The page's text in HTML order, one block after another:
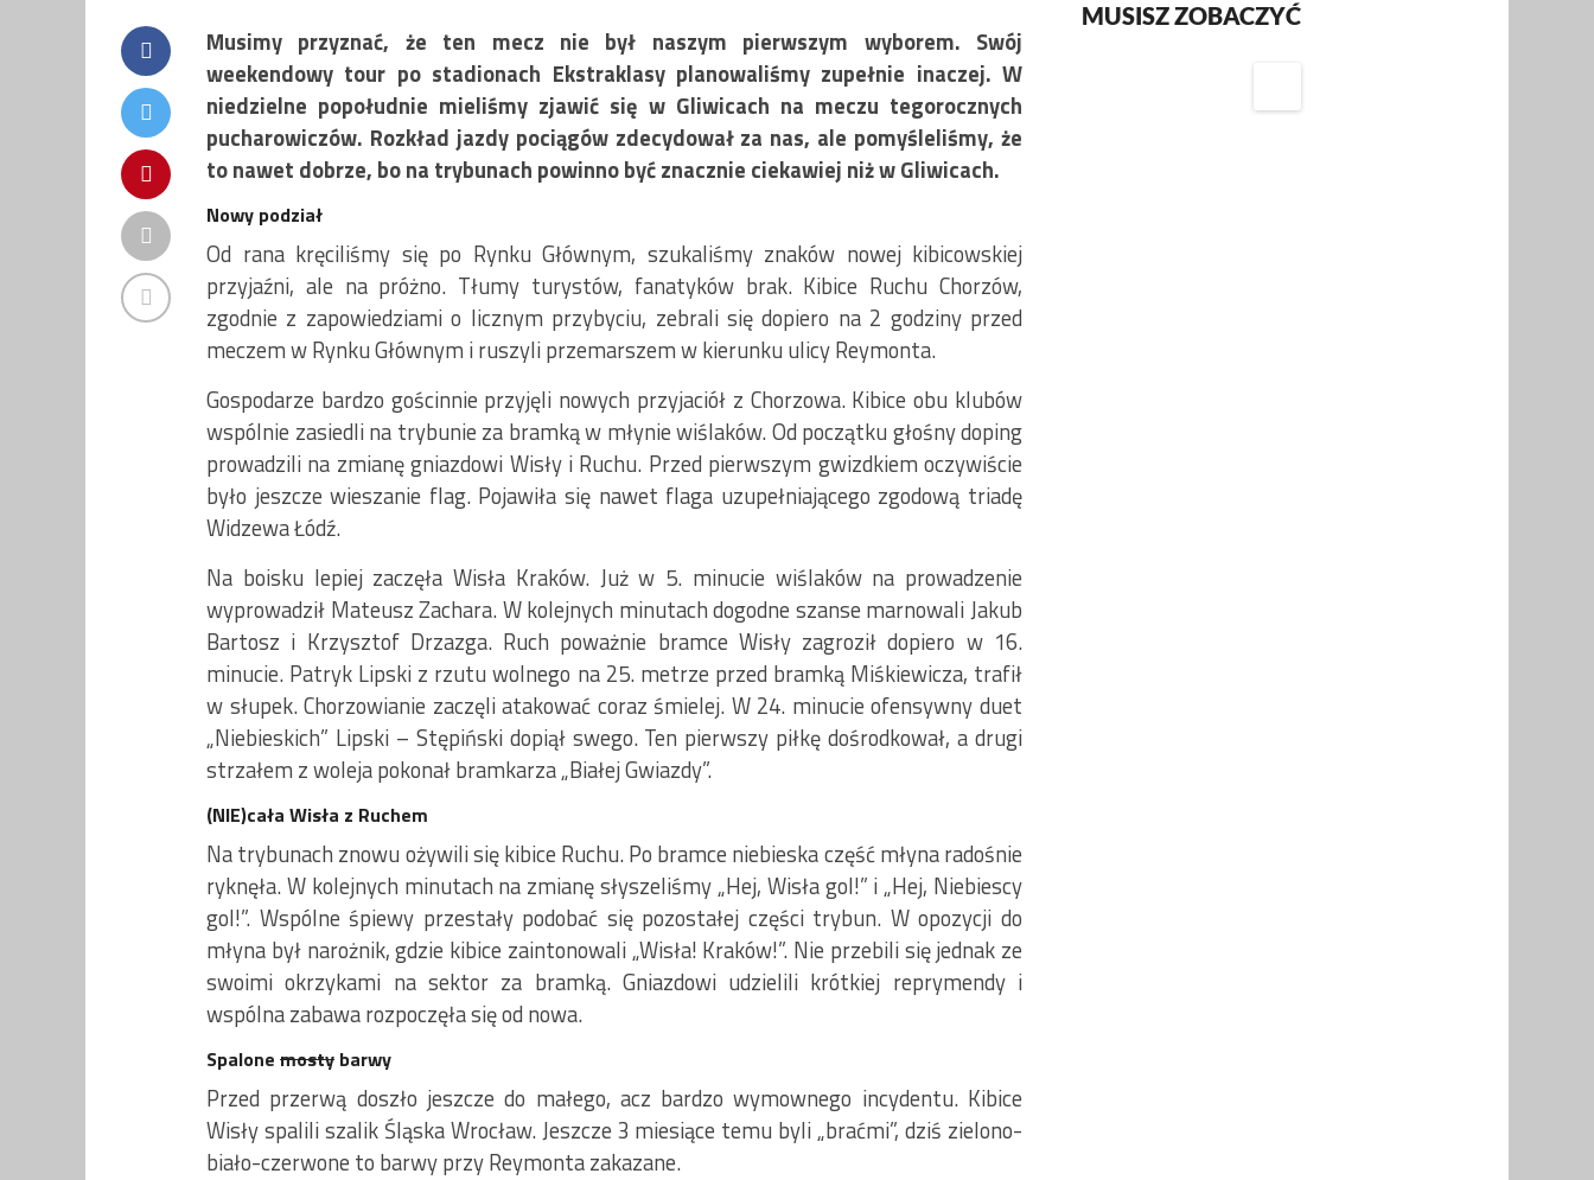
Musimy przyznać, że ten mecz nie był naszym pierwszym wyborem. Swój
weekendowy tour po stadionach Ekstraklasy planowaliśmy zupełnie inaczej. W
niedzielne popołudnie mieliśmy zjawić się w Gliwicach na meczu tegorocznych
pucharowiczów. Rozkład jazdy pociągów zdecydował za nas, ale pomyśleliśmy, że
to nawet dobrze, bo na trybunach powinno być znacznie ciekawiej niż w Gliwicach.
Nowy podział
Od rana kręciliśmy się po Rynku Głównym, szukaliśmy znaków nowej kibicowskiej
przyjaźni, ale na próżno. Tłumy turystów, fanatyków brak. Kibice Ruchu Chorzów,
zgodnie z zapowiedziami o licznym przybyciu, zebrali się dopiero na 2 godziny przed
meczem w Rynku Głównym i ruszyli przemarszem w kierunku ulicy Reymonta.
Gospodarze bardzo gościnnie przyjęli nowych przyjaciół z Chorzowa. Kibice obu klubów
wspólnie zasiedli na trybunie za bramką w młynie wiślaków. Od początku głośny doping
prowadzili na zmianę gniazdowi Wisły i Ruchu. Przed pierwszym gwizdkiem oczywiście
było jeszcze wieszanie flag. Pojawiła się nawet flaga uzupełniającego zgodową triadę
Widzewa Łódź.
Na boisku lepiej zaczęła Wisła Kraków. Już w 5. minucie wiślaków na prowadzenie
wyprowadził Mateusz Zachara. W kolejnych minutach dogodne szanse marnowali Jakub
Bartosz i Krzysztof Drzazga. Ruch poważnie bramce Wisły zagroził dopiero w 16.
minucie. Patryk Lipski z rzutu wolnego na 25. metrze przed bramką Miśkiewicza, trafił
w słupek. Chorzowianie zaczęli atakować coraz śmielej. W 24. minucie ofensywny duet
„Niebieskich” Lipski – Stępiński dopiął swego. Ten pierwszy piłkę dośrodkował, a drugi
strzałem z woleja pokonał bramkarza „Białej Gwiazdy”.
(NIE)cała Wisła z Ruchem
Na trybunach znowu ożywili się kibice Ruchu. Po bramce niebieska część młyna radośnie
ryknęła. W kolejnych minutach na zmianę słyszeliśmy „Hej, Wisła gol!” i „Hej, Niebiescy
gol!”. Wspólne śpiewy przestały podobać się pozostałej części trybun. W opozycji do
młyna był narożnik, gdzie kibice zaintonowali „Wisła! Kraków!”. Nie przebili się jednak ze
swoimi okrzykami na sektor za bramką. Gniazdowi udzielili krótkiej reprymendy i
wspólna zabawa rozpoczęła się od nowa.
Spalone mosty barwy
Przed przerwą doszło jeszcze do małego, acz bardzo wymownego incydentu. Kibice
Wisły spalili szalik Śląska Wrocław. Jeszcze 3 miesiące temu byli „braćmi”, dziś zielono-
biało-czerwone to barwy przy Reymonta zakazane.
MUSISZ ZOBACZYĆ